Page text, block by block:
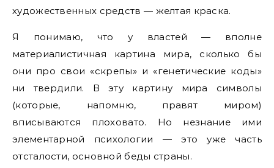
художественных средств — желтая краска.
Я понимаю, что у властей — вполне
материалистичная картина мира, сколько бы
они про свои «скрепы» и «генетические коды»
ни твердили. В эту картину мира символы
(которые, напомню, правят миром)
вписываются плоховато. Но незнание ими
элементарной психологии — это уже часть
отсталости, основной беды страны.